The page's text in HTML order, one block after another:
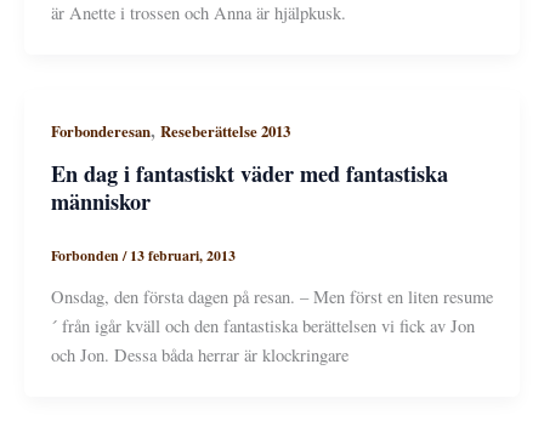
är Anette i trossen och Anna är hjälpkusk.
Forbonderesan, Reseberättelse 2013
En dag i fantastiskt väder med fantastiska
människor
Forbonden/13 februari, 2013
Onsdag, den första dagen på resan. – Men först en liten resume
´ från igår kväll och den fantastiska berättelsen vi fick av Jon
och Jon. Dessa båda herrar är klockringare